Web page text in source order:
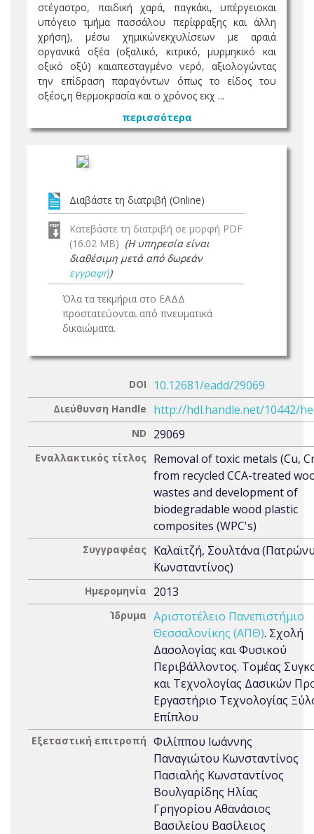
στέγαστρο, παιδική χαρά, παγκάκι, υπέργειοκαι
υπόγειο τμήμα πασσάλου περίφραξης και άλλη
χρήση), μέσω χημικώνεκχυλίσεων με αραιά
οργανικά οξέα (οξαλικό, κιτρικό, μυρμηκικό και
οξικό οξύ) καιαπεσταγμένο νερό, αξιολογώντας
την επίδραση παραγόντων όπως το είδος του
οξέος,η θερμοκρασία και ο χρόνος εκχ ...
περισσότερα
Διαβάστε τη διατριβή (Online)
Κατεβάστε τη διατριβή σε μορφή PDF
(16.02 MB) (Η υπηρεσία είναι
διαθέσιμη μετά από δωρεάν
εγγραφή)
Όλα τα τεκμήρια στο ΕΑΔΔ
προστατεύονται από πνευματικά
δικαιώματα.
DOI 10.12681/eadd/29069
Διεύθυνση Handle http://hdl.handle.net/10442/
ND 29069
Εναλλακτικός τίτλος Removal of toxic metals (Cu,
from recycled CCA-treated
wastes and development of
biodegradable wood plastic
composites (WPC's)
Συγγραφέας Καλαϊτζή, Σουλτάνα
Κωνσταντίνος)
Ημερομηνία 2013
Ίδρυμα Αριστοτέλειο Πανεπιστήμιο
Θεσσαλονίκης (ΑΠΘ). Σχολή
Δασολογίας και Φυσικού
Περιβάλλοντος. Τομέας
και Τεχνολογίας Δασικών
Εργαστήριο Τεχνολογίας
Επίπλου
Εξεταστική επιτροπή Φιλίππου Ιωάννης
Παναγιώτου Κωνσταντίνος
Πασιαλής Κωνσταντίνος
Βουλγαρίδης Ηλίας
Γρηγορίου Αθανάσιος
Βασιλείου Βασίλειος